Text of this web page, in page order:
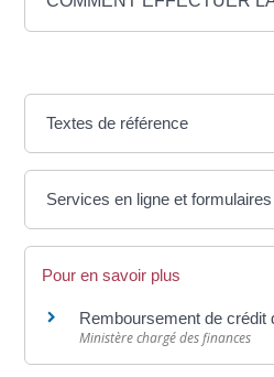
Textes de référence
Services en ligne et formulaires
Pour en savoir plus
Remboursement de crédit
Ministère chargé des finances